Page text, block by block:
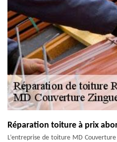
Réparation toiture à prix
L’entreprise de toiture MD